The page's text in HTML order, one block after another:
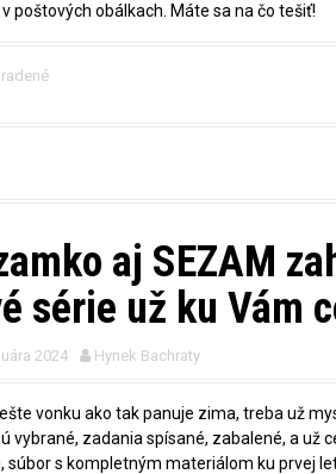
poštových obálkach. Máte sa na čo tešiť!
aj SEZAM
série už ku Vám
2024 Hynek Bachraty
vonku ako tak panuje zima, treba už
vybrané, zadania spísané, zabalené, a už
súbor s kompletným materiálom ku prvej